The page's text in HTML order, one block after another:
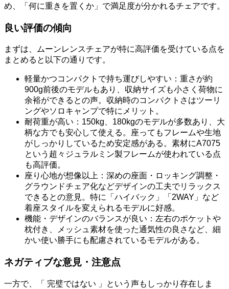
め、「何に重きを置くか」で満足度が分かれるチェアです。
良い評価の傾向
まずは、ムーンレンスチェアが特に高評価を受けている点を
まとめると以下の通りです。
軽量かつコンパクトで持ち運びしやすい：重さが約
900g前後のモデルもあり、収納サイズも小さく荷物に
余裕ができるとの声。収納時のコンパクトさはツーリ
ングやソロキャンプで特にメリット。
耐荷重が高い：150kg、180kgのモデルが多数あり、大
柄な方でも安心して使える。座ってもフレームや生地
がしっかりしているため安定感がある。素材にA7075
という超々ジュラルミン製フレームが使われている点
も高評価。
座り心地が想像以上：深めの座面・ロッキング調整・
グラウンドチェア化などデザインの工夫でリラックス
できるとの意見。特に「ハイバック」「2WAY」など
着座スタイルを変えられるモデルに好感。
機能・デザインのバランスが良い：左右のポケットや
枕付き、メッシュ素材を使った通気性の良さなど、細
かい使い勝手にも配慮されているモデルがある。
ネガティブな意見・注意点
一方で、「 完璧ではない 」という声もしっかり存在しま